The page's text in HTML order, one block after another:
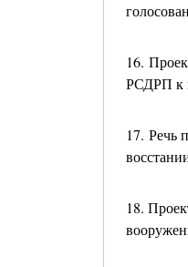
16.
РСДРП к
17. Речь
18.